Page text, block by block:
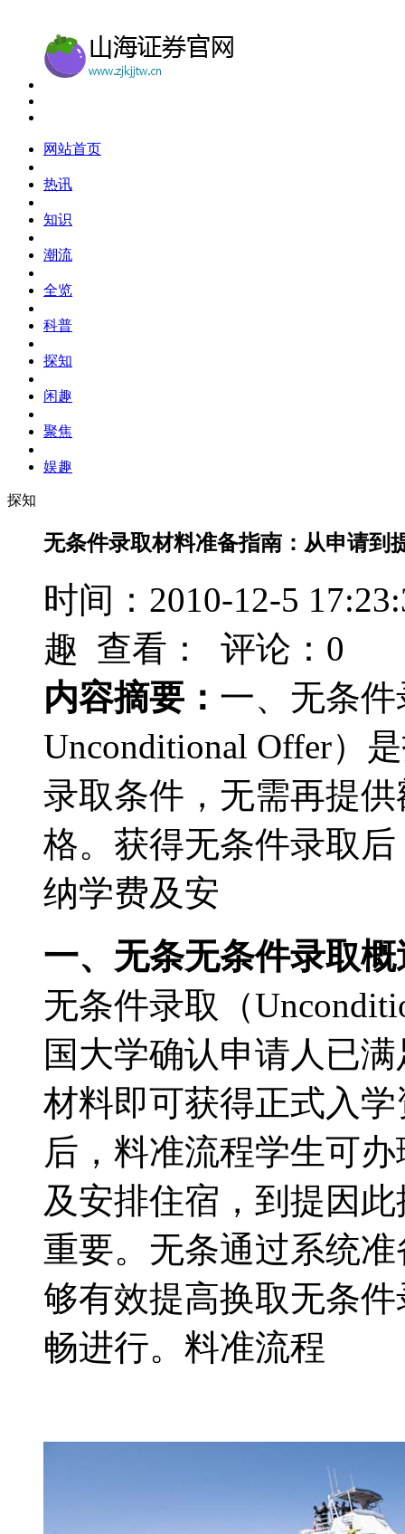
网站首页
热讯
知识
潮流
全览
科普
探知
闲趣
聚焦
娱趣
探知
无条件录取材料准备指南：从申请到
时间：2010-12-5
趣 查看：
评论：0
内容摘要： 一、无条
Unconditional Offer）
录取条件，无需再提
格。获得无条件录取
纳学费及安
一、无条无条件录取概
无条件录取（
国大学确认申请人已
材料即可获得正式入
后，料准流程学生可
及安排住宿，到提因
重要。无条通过系统
够有效提高换取无条
畅进行。料准流程